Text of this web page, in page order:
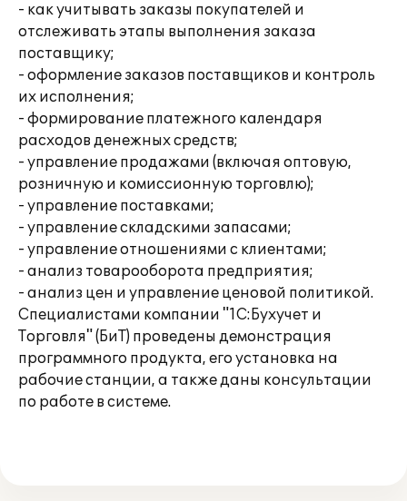
- как учитывать заказы покупателей и
отслеживать этапы выполнения заказа
поставщику;
- оформление заказов поставщиков и контроль
их исполнения;
- формирование платежного календаря
расходов денежных средств;
- управление продажами (включая оптовую,
розничную и комиссионную торговлю);
- управление поставками;
- управление складскими запасами;
- управление отношениями с клиентами;
- анализ товарооборота предприятия;
- анализ цен и управление ценовой политикой.
Специалистами компании "1С:Бухучет и
Торговля" (БиТ) проведены демонстрация
программного продукта, его установка на
рабочие станции, а также даны консультации
по работе в системе.